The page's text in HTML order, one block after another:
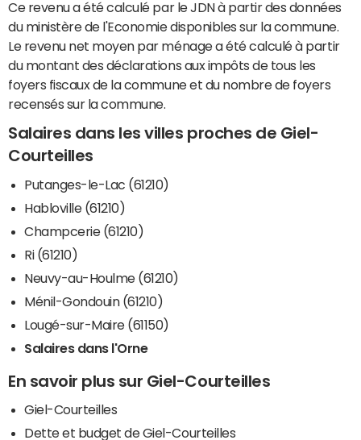
Ce revenu a été calculé par le JDN à partir des données
du ministère de l'Economie disponibles sur la commune.
Le revenu net moyen par ménage a été calculé à partir
du montant des déclarations aux impôts de tous les
foyers fiscaux de la commune et du nombre de foyers
recensés sur la commune.
Salaires dans les villes proches de Giel-
Courteilles
Putanges-le-Lac (61210)
Habloville (61210)
Champcerie (61210)
Ri (61210)
Neuvy-au-Houlme (61210)
Ménil-Gondouin (61210)
Lougé-sur-Maire (61150)
Salaires dans l'Orne
En savoir plus sur Giel-Courteilles
Giel-Courteilles
Dette et budget de Giel-Courteilles